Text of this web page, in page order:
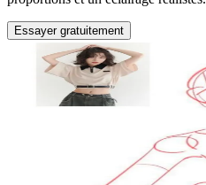
Essayer gratuitement